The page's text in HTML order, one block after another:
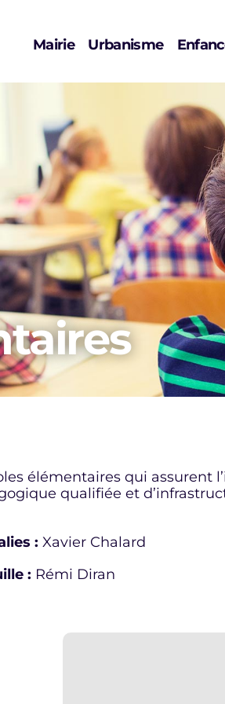
Mairie Urbanisme
élémentaires qui assurent
qualifiée et
: Xavier Chalard
: Rémi Diran